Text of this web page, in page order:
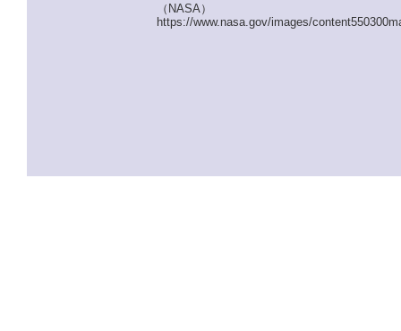
（NASA）
https://www.nasa.gov/images/